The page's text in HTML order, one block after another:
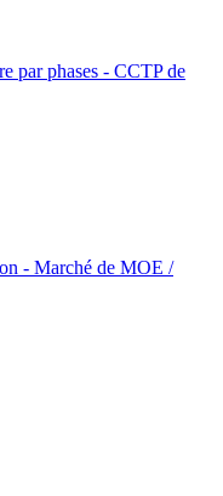
par phases - CCTP de
- Marché de MOE /